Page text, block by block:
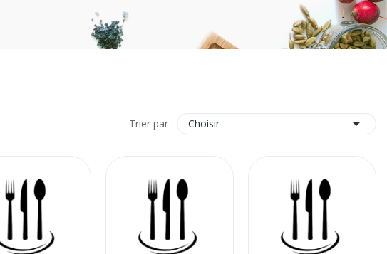
Trier par : Choisir 